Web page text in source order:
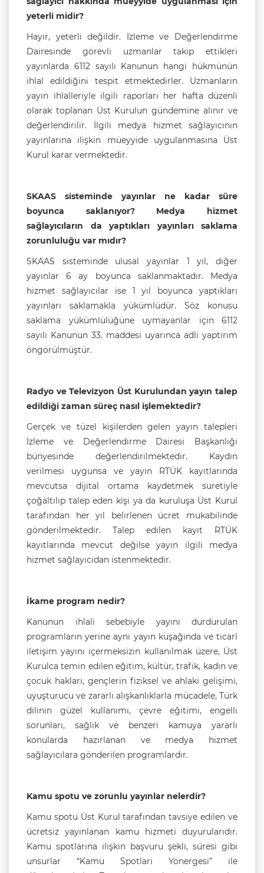
yeterli midir?
Hayır, yeterli değildir. İzleme ve Değerlendirme
Dairesinde görevli uzmanlar takip ettikleri
yayınlarda 6112 sayılı Kanunun hangi hükmünün
ihlal edildiğini tespit etmektedirler. Uzmanların
yayın ihlalleriyle ilgili raporları her hafta düzenli
olarak toplanan Üst Kurulun gündemine alınır ve
değerlendirilir. İlgili medya hizmet sağlayıcının
yayınlarına ilişkin müeyyide uygulanmasına Üst
Kurul karar vermektedir.
SKAAS sisteminde yayınlar ne kadar süre
boyunca saklanıyor? Medya hizmet
sağlayıcıların da yaptıkları yayınları saklama
zorunluluğu var mıdır?
SKAAS sisteminde ulusal yayınlar 1 yıl, diğer
yayınlar 6 ay boyunca saklanmaktadır. Medya
hizmet sağlayıcılar ise 1 yıl boyunca yaptıkları
yayınları saklamakla yükümlüdür. Söz konusu
saklama yükümlülüğüne uymayanlar için 6112
sayılı Kanunun 33. maddesi uyarınca adli yaptırım
öngörülmüştür.
Radyo ve Televizyon Üst Kurulundan yayın talep
edildiği zaman süreç nasıl işlemektedir?
Gerçek ve tüzel kişilerden gelen yayın talepleri
İzleme ve Değerlendirme Dairesi Başkanlığı
bünyesinde değerlendirilmektedir. Kaydın
verilmesi uygunsa ve yayın RTÜK kayıtlarında
mevcutsa dijital ortama kaydetmek suretiyle
çoğaltılıp talep eden kişi ya da kuruluşa Üst Kurul
tarafından her yıl belirlenen ücret mukabilinde
gönderilmektedir. Talep edilen kayıt RTÜK
kayıtlarında mevcut değilse yayın ilgili medya
hizmet sağlayıcıdan istenmektedir.
İkame program nedir?
Kanunun ihlali sebebiyle yayını durdurulan
programların yerine aynı yayın kuşağında ve ticarî
iletişim yayını içermeksizin kullanılmak üzere, Üst
Kurulca temin edilen eğitim, kültür, trafik, kadın ve
çocuk hakları, gençlerin fiziksel ve ahlaki gelişimi,
uyuşturucu ve zararlı alışkanlıklarla mücadele, Türk
dilinin güzel kullanımı, çevre eğitimi, engelli
sorunları, sağlık ve benzeri kamuya yararlı
konularda hazırlanan ve medya hizmet
sağlayıcılara gönderilen programlardır.
Kamu spotu ve zorunlu yayınlar nelerdir?
Kamu spotu Üst Kurul tarafından tavsiye edilen ve
ücretsiz yayınlanan kamu hizmeti duyurularıdır.
Kamu spotlarına ilişkin başvuru şekli, süresi gibi
unsurlar “Kamu Spotları Yönergesi” ile